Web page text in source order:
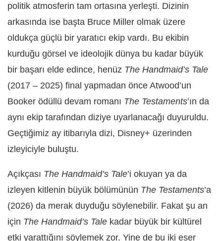
politik atmosferin tam ortasına yerleşti. Dizinin
arkasında ise başta Bruce Miller olmak üzere
oldukça güçlü bir yaratıcı ekip vardı. Bu ekibin
kurduğu görsel ve ideolojik dünya bu kadar büyük
bir başarı elde edince, henüz The Handmaid’s Tale
(2017 – 2025) final yapmadan önce Atwood’un
Booker ödüllü devam romanı The Testaments’ın da
aynı ekip tarafından diziye uyarlanacağı duyuruldu.
Geçtiğimiz ay itibarıyla dizi, Disney+ üzerinden
izleyiciyle buluştu.
Açıkçası The Handmaid’s Tale’i okuyan ya da
izleyen kitlenin büyük bölümünün The Testaments’a
(2026) da merak duyduğu söylenebilir. Fakat şu an
için The Handmaid’s Tale kadar büyük bir kültürel
etki yarattığını söylemek zor. Yine de bu iki eser